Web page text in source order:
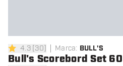
4.3 stelle di valutazione
4.3[30] Marca: BULL'S
Bull's Scorebord Set